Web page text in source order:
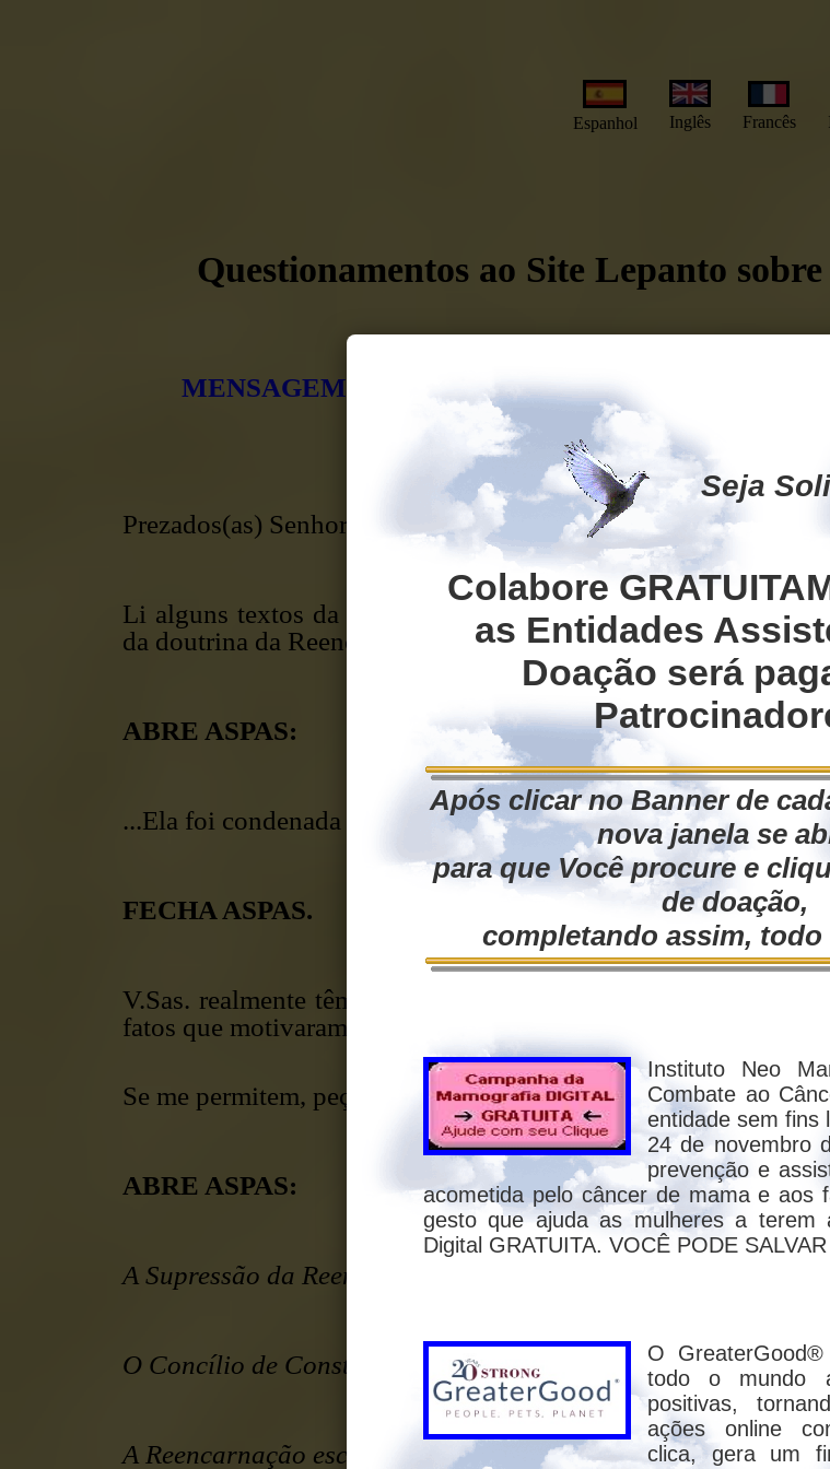
Espanhol Inglês Francês
Questionamentos ao Site Lepanto
MENSAGEM POR MIM ENVIADA AO
UNIVERSITÁRIA LEPANTO, O
Prezados(as) Senhores(as)
Li alguns textos da Home Page Lepanto. Em uma passagem,
da doutrina da Reencarnação no Concílio de Constantinopla,
ABRE ASPAS:
...Ela foi condenada pelo Concílio de Constantinopla no ano
FECHA ASPAS.
V.Sas. realmente têm conhecimento dos relatos de
fatos que motivaram o Concílio de Constantinopla, em 553 D.C.?
Se me permitem, peço que observem:
ABRE ASPAS:
A Supressão da Reencarnação
O Concílio de Constantinopla - 553 D.C.
A Reencarnação escamoteada e suprimida pela Igreja, Por
Seja
Colabore
as Entidades
Doação será
Após clicar no Banner de
nova janela se
para que Você procure e
de doação,
completando assim, todo
Instituto Neo
Combate ao
entidade sem fins
24 de novembro
prevenção e
acometida pelo câncer de mama e aos
gesto que ajuda as mulheres a terem
Digital GRATUITA. VOCÊ PODE
O
todo o mundo
positivas,
ações online
clica, gera um